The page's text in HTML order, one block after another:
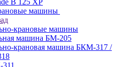
B 125 XP
машины
крановые машины
машина БМ-205
крановая машина БКМ-317 /